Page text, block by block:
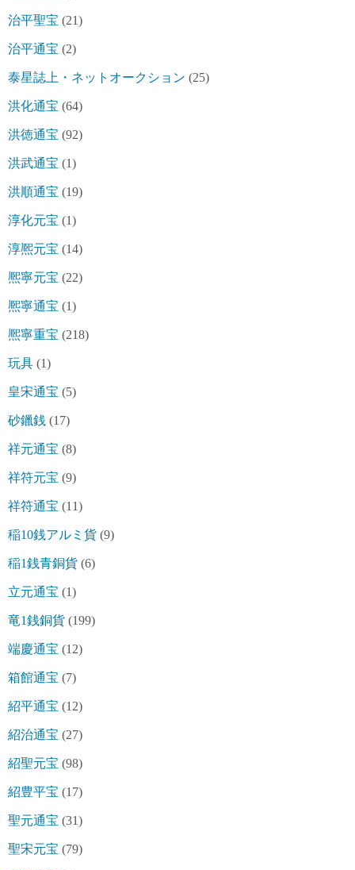
治平聖宝 (21)
治平通宝 (2)
泰星誌上・ネットオークション (25)
洪化通宝 (64)
洪徳通宝 (92)
洪武通宝 (1)
洪順通宝 (19)
淳化元宝 (1)
淳熈元宝 (14)
熈寧元宝 (22)
熈寧通宝 (1)
熈寧重宝 (218)
玩具 (1)
皇宋通宝 (5)
砂鑞銭 (17)
祥元通宝 (8)
祥符元宝 (9)
祥符通宝 (11)
稲10銭アルミ貨 (9)
稲1銭青銅貨 (6)
立元通宝 (1)
竜1銭銅貨 (199)
端慶通宝 (12)
箱館通宝 (7)
紹平通宝 (12)
紹治通宝 (27)
紹聖元宝 (98)
紹豊平宝 (17)
聖元通宝 (31)
聖宋元宝 (79)